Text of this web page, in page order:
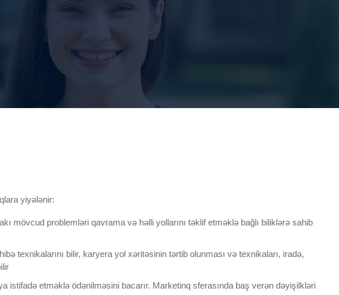
yiyələnir:
mövcud problemləri qavrama və həlli yollarını təklif etməklə bağlı biliklərə sahib
texnikalarını bilir, karyera yol xəritəsinin tərtib olunması və texnikaları, iradə,
istifadə etməklə ödənilməsini bacarır. Marketinq sferasında baş verən dəyişilkləri